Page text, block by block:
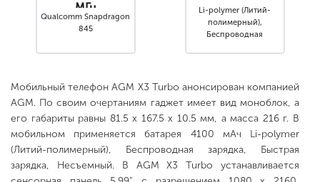
МГц
Qualcomm Snapdragon
845
Li-polymer (Литий-
полимерный),
Беспроводная
Мобильный телефон AGM X3 Turbo анонсирован компанией
AGM. По своим очертаниям гаджет имеет вид моноблок, а
его габариты равны 81.5 x 167.5 x 10.5 мм, а масса 216 г. В
мобильном применяется батарея 4100 мАч Li-polymer
(Литий-полимерный), Беспроводная зарядка, Быстрая
зарядка, Несъемный. В AGM X3 Turbo устанавливается